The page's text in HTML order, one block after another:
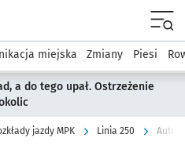
podserwis: Komunikacja
miejska Zmiany Piesi
a do tego upał. Ostrzeżenie
jazdy MPK Linia 250